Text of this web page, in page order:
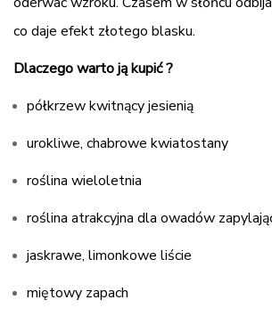
co daje efekt złotego blasku.
Dlaczego warto ją kupić ?
półkrzew kwitnący jesienią
urokliwe, chabrowe kwiatostany
roślina wieloletnia
roślina atrakcyjna dla owadów
jaskrawe, limonkowe liście
miętowy zapach